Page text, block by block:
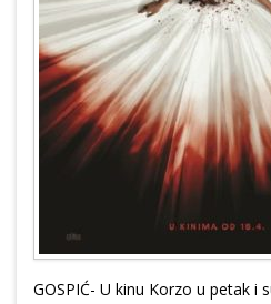
GOSPIĆ- U kinu Korzo u petak i